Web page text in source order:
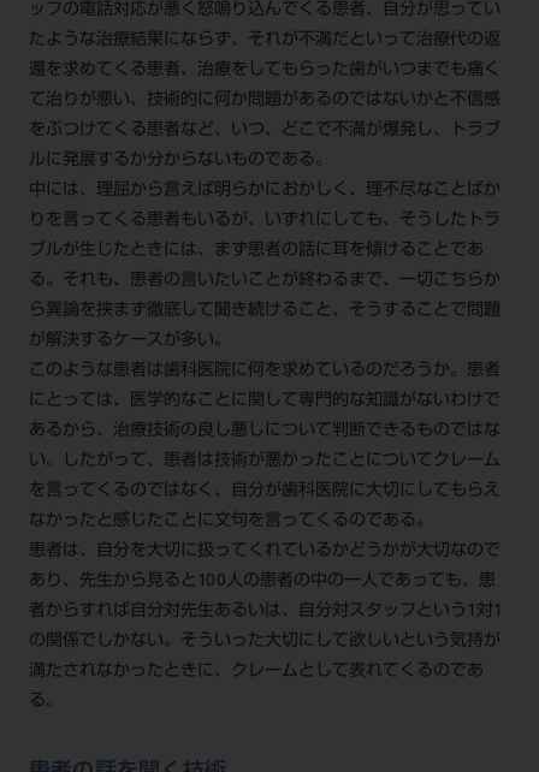
ッフの電話対応が悪く怒鳴り込んでくる患者、自分が思ってい
たような治療結果にならず、それが不満だといって治療代の返
還を求めてくる患者、治療をしてもらった歯がいつまでも痛く
て治りが悪い、技術的に何か問題があるのではないかと不信感
をぶつけてくる患者など、いつ、どこで不満が爆発し、トラブ
ルに発展するか分からないものである。
中には、理屈から言えば明らかにおかしく、理不尽なことばか
りを言ってくる患者もいるが、いずれにしても、そうしたトラ
ブルが生じたときには、まず患者の話に耳を傾けることであ
る。それも、患者の言いたいことが終わるまで、一切こちらか
ら異論を挟まず徹底して聞き続けること、そうすることで問題
が解決するケースが多い。
このような患者は歯科医院に何を求めているのだろうか。患者
にとっては、医学的なことに関して専門的な知識がないわけで
あるから、治療技術の良し悪しについて判断できるものではな
い。したがって、患者は技術が悪かったことについてクレーム
を言ってくるのではなく、自分が歯科医院に大切にしてもらえ
なかったと感じたことに文句を言ってくるのである。
患者は、自分を大切に扱ってくれているかどうかが大切なので
あり、先生から見ると100人の患者の中の一人であっても、患
者からすれば自分対先生あるいは、自分対スタッフという1対1
の関係でしかない。そういった大切にして欲しいという気持が
満たされなかったときに、クレームとして表れてくるのであ
る。